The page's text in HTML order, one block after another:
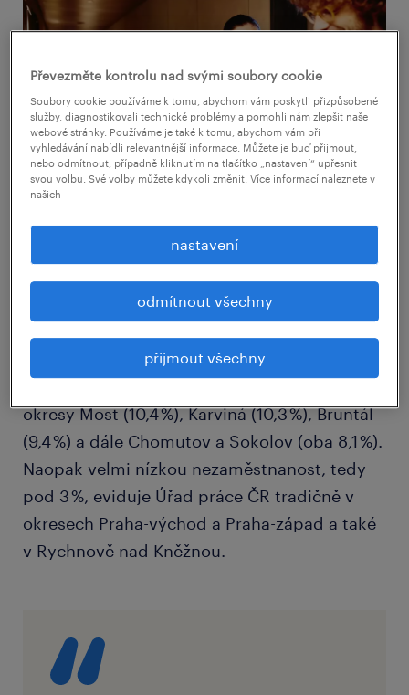
V rámci krajského srovnání zůstává nejvyšší
podíl nezaměstnaných v Ústeckém kraji (7,6
týká jednotlivých okresů, tak v únoru nejvyšší
okresy Most (10,4 %), Karviná (10,3 %), Bruntál
(9,4 %) a dále Chomutov a Sokolov (oba 8,1 %).
Naopak velmi nízkou nezaměstnanost, tedy
pod 3 %, eviduje Úřad práce ČR tradičně v
okresech Praha-východ a Praha-západ a také
v Rychnově nad Kněžnou.
Převezměte kontrolu nad svými soubory cookie
Soubory cookie používáme k tomu, abychom vám poskytli přizpůsobené
služby, diagnostikovali technické problémy a pomohli nám zlepšit naše
webové stránky. Používáme je také k tomu, abychom vám při
vyhledávání nabídli relevantnější informace. Můžete je buď přijmout,
nebo odmítnout, případně kliknutím na tlačítko „nastavení“ upřesnit
svou volbu. Své volby můžete kdykoli změnit. Více informací naleznete v
našich
nastavení
odmítnout všechny
přijmout všechny